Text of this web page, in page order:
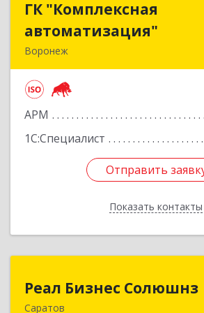
ГК "Комплексная
автоматизация"
Воронеж
АРМ
1С:Специалист
Отправить
Показать контакты
ГК
Отправить
Назад
Реал Бизнес Солюшнз
Саратов